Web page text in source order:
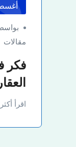
مقالات
فكر
اقرأ أكثر